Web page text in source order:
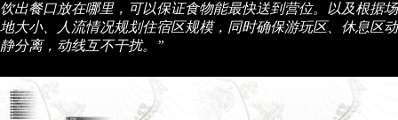
饮出餐口放在哪里，可以保证食物能最快送到营位。以及根据场
地大小、人流情况规划住宿区规模，同时确保游玩区、休息区动
静分离，动线互不干扰。”